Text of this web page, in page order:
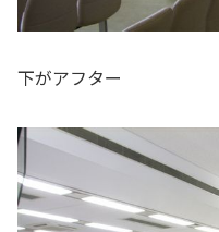
下がアフター